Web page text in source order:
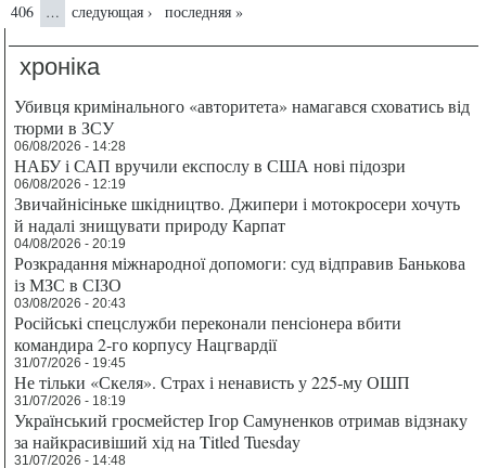
406
… следующая › последняя »
хроніка
Убивця кримінального «авторитета» намагався сховатись від
тюрми в ЗСУ
06/08/2026 - 14:28
НАБУ і САП вручили експослу в США нові підозри
06/08/2026 - 12:19
Звичайнісіньке шкідництво. Джипери і мотокросери хочуть
й надалі знищувати природу Карпат
04/08/2026 - 20:19
Розкрадання міжнародної допомоги: суд відправив Банькова
із МЗС в СІЗО
03/08/2026 - 20:43
Російські спецслужби переконали пенсіонера вбити
командира 2-го корпусу Нацгвардії
31/07/2026 - 19:45
Не тільки «Скеля». Страх і ненависть у 225-му ОШП
31/07/2026 - 18:19
Український гросмейстер Ігор Самуненков отримав відзнаку
за найкрасивіший хід на Titled Tuesday
31/07/2026 - 14:48